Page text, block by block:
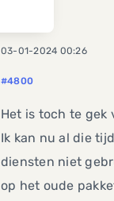
03-01-2024 00:26
#4800
Het is toch te gek
Ik kan nu al die
diensten niet
op het oude